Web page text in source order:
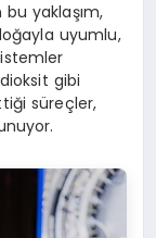
yaklaşım,
uyumlu,
gibi
süreçler,